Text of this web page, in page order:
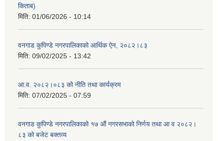
किताब)
मिति: 01/06/2026 - 10:14
वनगाड कुपिण्डे नगरपालिकाको आर्थिक ऐन, २०८२।८३
मिति: 09/02/2025 - 13:42
आ.व. २०८२।०८३ को नीति तथा कार्यक्रम
मिति: 07/02/2025 - 07:59
वनगाड कुपिण्डे नगरपालिकाको १७ ‍औं नगरसभाको निर्णय तथा आ व २०८२।
८३ को बजेट बक्तव्य